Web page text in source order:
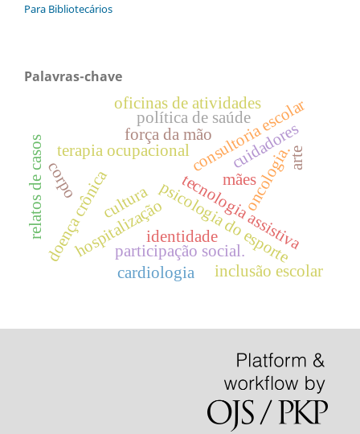
Para Bibliotecários
Palavras-chave
tecnologia assistiva
terapia ocupacional
psicologia do esporte
participação social.
inclusão escolar
consultoria escolar
hospitalização
oncologia.
doença crônica
política de saúde
mães
cuidadores
cultura
oficinas de atividades
arte
corpo
relatos de casos identidade
cardiologia
força da mão